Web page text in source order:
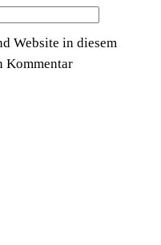
Website in diesem
Kommentar